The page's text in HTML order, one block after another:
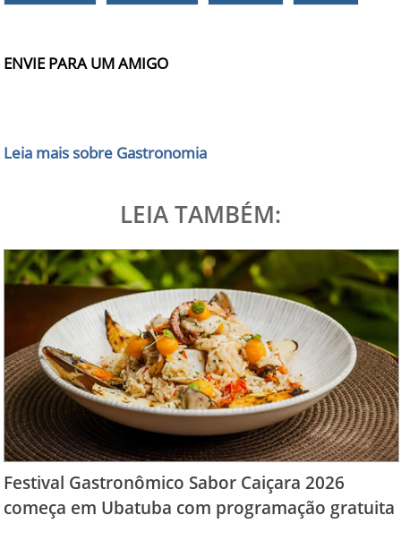
ENVIE PARA UM AMIGO
Leia mais sobre Gastronomia
LEIA TAMBÉM:
Festival Gastronômico Sabor Caiçara 2026
começa em Ubatuba com programação gratuita